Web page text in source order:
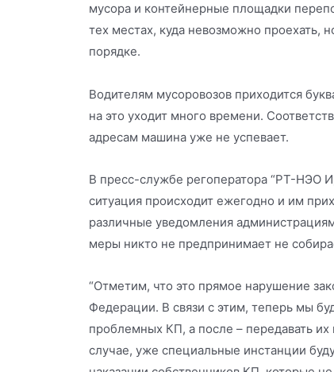
мусора и контейнерные площадки
тех местах, куда невозможно проехать,
порядке.
Водителям мусоровозов приходится
на это уходит много времени.
адресам машина уже не успевает.
В пресс-службе регоператора “РТ-НЭО
ситуация происходит ежегодно и им
различные уведомления
меры никто не предпринимает не
“Отметим, что это прямое нарушение
Федерации. В связи с этим, теперь мы
проблемных КП, а после – передавать
случае, уже специальные инстанции